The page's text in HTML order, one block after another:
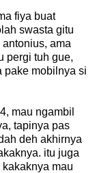
fiya buat
swasta gitu
ama
pergi tuh gue,
pake mobilnya si
mau ngambil
tapinya pas
deh akhirnya
itu juga
mau